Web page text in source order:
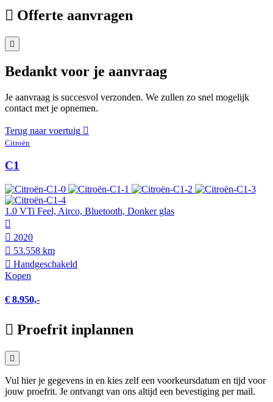
Offerte aanvragen
Bedankt voor je aanvraag
Je aanvraag is succesvol verzonden. We zullen zo snel mogelijk
contact met je opnemen.
Terug naar voertuig
Citroën
C1
1.0 VTi Feel, Airco, Bluetooth, Donker glas
2020
53.558 km
Hand­geschakeld
Kopen
€ 8.950,-
Proefrit inplannen
Vul hier je gegevens in en kies zelf een voorkeursdatum en tijd voor
jouw proefrit. Je ontvangt van ons altijd een bevestiging per mail.